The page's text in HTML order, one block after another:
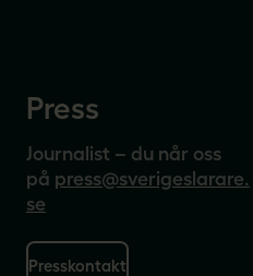
Press
Journalist – du når oss
på press@sverigeslarare.
se
Presskontakt